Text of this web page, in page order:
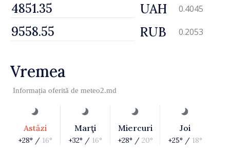
UAH 0.4045
RUB 0.2053
Vremea
Informația oferită de meteo2.md
Astăzi
+28° / 16°
Marţi
+32° / 16°
Miercuri
+28° / 20°
Joi
+25° / 18°